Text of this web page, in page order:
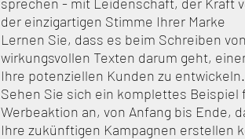
der einzigartigen Stimme Ihrer Marke
Lernen Sie, dass es beim Schreiben
wirkungsvollen Texten darum geht,
Ihre potenziellen Kunden zu entwickeln.
Sehen Sie sich ein komplettes Beispiel
Werbeaktion an, von Anfang bis Ende,
Ihre zukünftigen Kampagnen erstellen